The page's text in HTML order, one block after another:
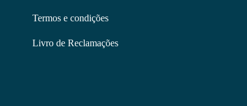
Termos e condições
Livro de Reclamações